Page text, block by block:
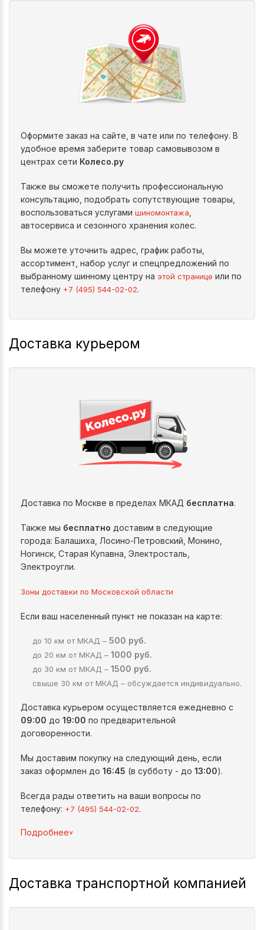
Оформите заказ на сайте, в чате или по телефону. В
удобное время заберите товар самовывозом в
центрах сети Колесо.ру
Также вы сможете получить профессиональную
консультацию, подобрать сопутствующие товары,
воспользоваться услугами шиномонтажа
автосервиса и сезонного хранения колес.
Вы можете уточнить адрес, график работы,
ассортимент, набор услуг и спецпредложений по
выбранному шинному центру на этой странице или по
телефону +7 (495) 544-02-02.
Доставка курьером
Доставка по Москве в пределах МКАД бесплатна.
Также мы бесплатно доставим в следующие
города: Балашиха, Лосино-Петровский, Монино,
Ногинск, Старая Купавна, Электросталь,
Электроугли.
Зоны доставки по Московской области
Если ваш населенный пункт не показан на карте:
до 10 км от МКАД – 500 руб.
до 20 км от МКАД – 1000 руб.
до 30 км от МКАД – 1500 руб.
свыше 30 км от МКАД – обсуждается индивидуально.
Доставка курьером осуществляется ежедневно с
09:00 до 19:00 по предварительной
договоренности.
Мы доставим покупку на следующий день, если
заказ оформлен до 16:45 (в субботу - до 13:00).
Всегда рады ответить на ваши вопросы по
телефону: +7 (495) 544-02-02.
Подробнее^
Доставка транспортной компанией